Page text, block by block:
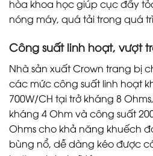
hòa khoa học giúp cục đẩy
nóng máy, quá tải trong quá
Công suất linh hoạt, vượt
Nhà sản xuất Crown trang bị
các mức công suất linh hoạt
700W/CH tại trở kháng 8
kháng 4 Ohm và công suất
Ohms cho khả năng khuếch
bùng nổ, dễ dàng kéo được